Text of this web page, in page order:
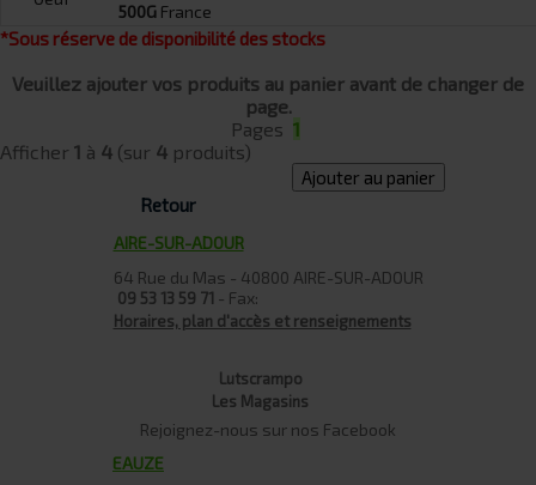
500G France
*Sous réserve de disponibilité des stocks
Veuillez ajouter vos produits au panier avant de changer de
page.
Pages 1
Afficher 1 à 4 (sur 4 produits)
Ajouter au panier
Retour
AIRE-SUR-ADOUR
64 Rue du Mas - 40800 AIRE-SUR-ADOUR
09 53 13 59 71 - Fax:
Horaires, plan d'accès et renseignements
Lutscrampo
Les Magasins
Rejoignez-nous sur nos Facebook
EAUZE